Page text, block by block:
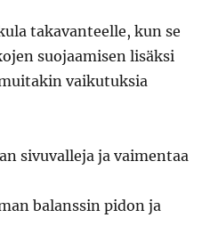
takavanteelle, kun se
suojaamisen lisäksi
vaikutuksia
sivuvalleja ja vaimentaa
balanssin pidon ja